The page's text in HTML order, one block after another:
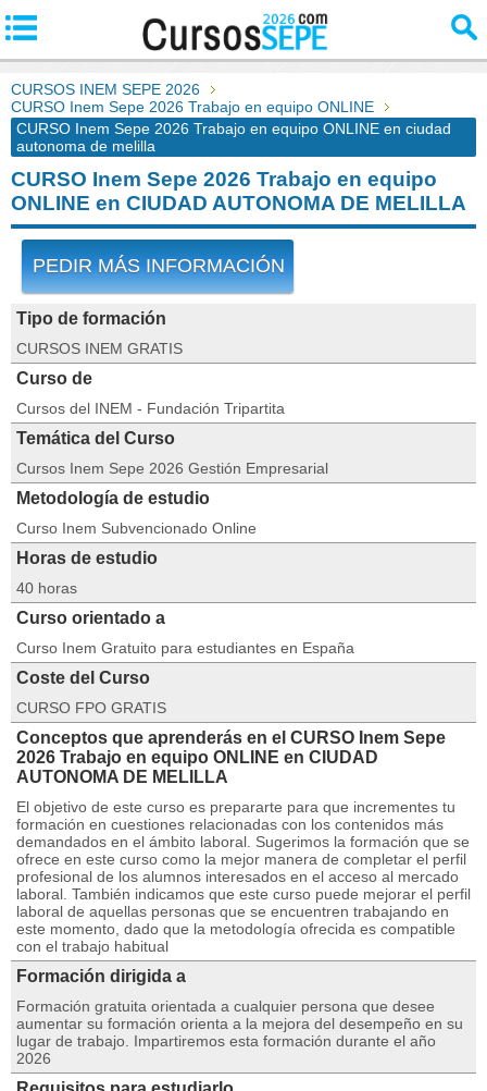
CURSOS INEM SEPE 2026
CURSO Inem Sepe 2026 Trabajo en equipo ONLINE
CURSO Inem Sepe 2026 Trabajo en equipo ONLINE en ciudad
autonoma de melilla
CURSO Inem Sepe 2026 Trabajo en equipo
ONLINE en CIUDAD AUTONOMA DE MELILLA
PEDIR MÁS INFORMACIÓN
Tipo de formación
CURSOS INEM GRATIS
Curso de
Cursos del INEM - Fundación Tripartita
Temática del Curso
Cursos Inem Sepe 2026 Gestión Empresarial
Metodología de estudio
Curso Inem Subvencionado Online
Horas de estudio
40 horas
Curso orientado a
Curso Inem Gratuito para estudiantes en España
Coste del Curso
CURSO FPO GRATIS
Conceptos que aprenderás en el CURSO Inem Sepe
2026 Trabajo en equipo ONLINE en CIUDAD
AUTONOMA DE MELILLA
El objetivo de este curso es prepararte para que incrementes tu
formación en cuestiones relacionadas con los contenidos más
demandados en el ámbito laboral. Sugerimos la formación que se
ofrece en este curso como la mejor manera de completar el perfil
profesional de los alumnos interesados en el acceso al mercado
laboral. También indicamos que este curso puede mejorar el perfil
laboral de aquellas personas que se encuentren trabajando en
este momento, dado que la metodología ofrecida es compatible
con el trabajo habitual
Formación dirigida a
Formación gratuita orientada a cualquier persona que desee
aumentar su formación orienta a la mejora del desempeño en su
lugar de trabajo. Impartiremos esta formación durante el año
2026